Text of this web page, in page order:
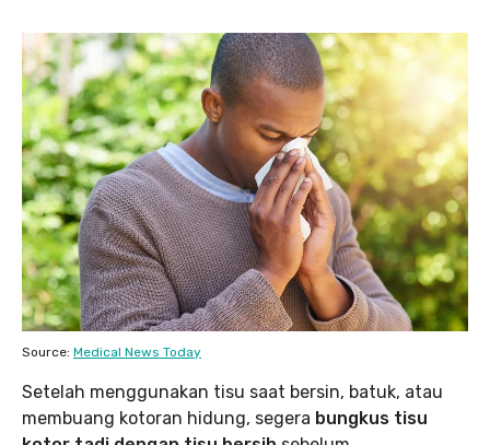
Source: Medical News Today
Setelah menggunakan tisu saat bersin, batuk, atau
membuang kotoran hidung, segera bungkus tisu